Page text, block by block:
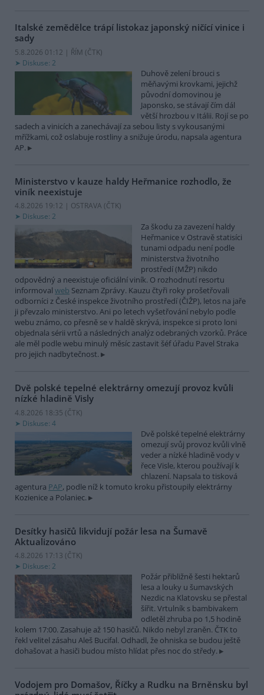
Italské zemědělce trápí listokaz japonský ničící vinice i
sady
5.8.2026 01:12 | ŘÍM (ČTK)
Diskuse: 2
Duhově zelení brouci s
měňavými krovkami, jejichž
původní domovinou je
Japonsko, se stávají čím dál
větší hrozbou v Itálii. Rojí se po
sadech a vinicích a zanechávají za sebou listy s vykousanými
mřížkami, což oslabuje rostliny a snižuje úrodu, napsala agentura
AP.
Ministerstvo v kauze haldy Heřmanice rozhodlo, že
viník neexistuje
4.8.2026 19:12 | OSTRAVA (ČTK)
Diskuse: 2
Za škodu za zavezení haldy
Heřmanice v Ostravě statisíci
tunami odpadu není podle
ministerstva životního
prostředí (MŽP) nikdo
odpovědný a neexistuje oficiální viník. O rozhodnutí resortu
informoval web Seznam Zprávy. Kauzu čtyři roky prošetřovali
odborníci z České inspekce životního prostředí (ČIŽP), letos na jaře
ji převzalo ministerstvo. Ani po letech vyšetřování nebylo podle
webu známo, co přesně se v haldě skrývá, inspekce si proto loni
objednala sérii vrtů a následných analýz odebraných vzorků. Práce
ale měl podle webu minulý měsíc zastavit šéf úřadu Pavel Straka
pro jejich nadbytečnost.
Dvě polské tepelné elektrárny omezují provoz kvůli
nízké hladině Visly
4.8.2026 18:35 (ČTK)
Diskuse: 4
Dvě polské tepelné elektrárny
omezují svůj provoz kvůli vlně
veder a nízké hladině vody v
řece Visle, kterou používají k
chlazení. Napsala to tisková
agentura PAP, podle níž k tomuto kroku přistoupily elektrárny
Kozienice a Polaniec.
Desítky hasičů likvidují požár lesa na Šumavě
Aktualizováno
4.8.2026 17:13 (ČTK)
Diskuse: 2
Požár přibližně šesti hektarů
lesa a louky u šumavských
Nezdic na Klatovsku se přestal
šířit. Vrtulník s bambivakem
odletěl zhruba po 1,5 hodině
kolem 17:00. Zasahuje až 150 hasičů. Nikdo nebyl zraněn. ČTK to
řekl velitel zásahu Aleš Bucifal. Odhadl, že ohniska se budou ještě
dohašovat a hasiči budou místo hlídat přes noc do středy.
Vodojem pro Domašov, Říčky a Rudku na Brněnsku byl